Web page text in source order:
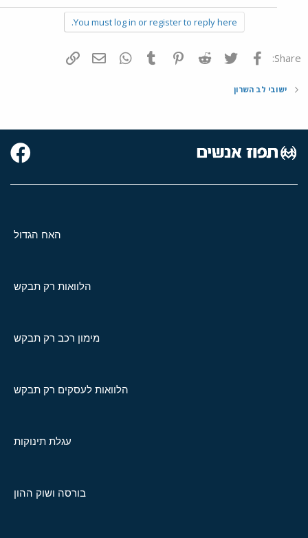
You must log in or register to reply here.
Share: פייסבוק Twitter
Reddit
Pinterest
Tumblr
WhatsAppדואר אלקטרוני
ישובי לב השרון
האח הגדול
הלוואות רק תבקש
מימון רכב רק תבקש
הלוואות לעסקים רק תבקש
עגלת תינוקות
בורסה ושוק ההון